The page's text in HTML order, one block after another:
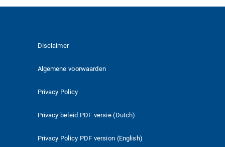
Disclaimer
Algemene voorwaarden
Privacy Policy
Privacy beleid PDF versie (Dutch)
Privacy Policy PDF version (English)